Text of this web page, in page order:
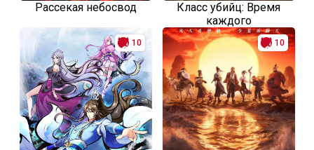
Рассекая небосвод
Класс убийц: Время
каждого
10 10